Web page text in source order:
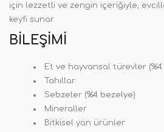
için lezzetli ve zengin içeriğiyle,
keyfi sunar.
BILEŞIMI
Et ve hayvansal türevler
Tahıllar
Sebzeler (%4 bezelye)
Mineraller
Bitkisel yan ürünler